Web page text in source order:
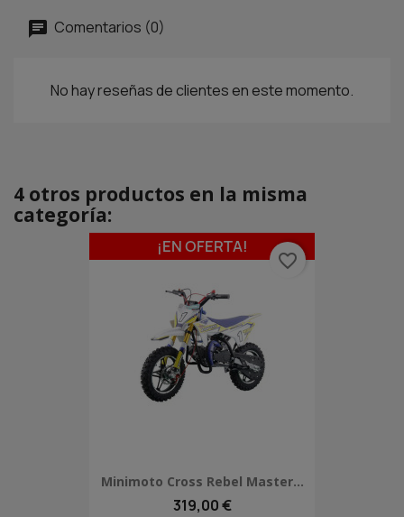
Comentarios (0)
No hay reseñas de clientes en este momento.
4 otros productos en la misma
categoría:
Minimoto Cross Rebel Master...
319,00 €
¡EN OFERTA!
favorite_border